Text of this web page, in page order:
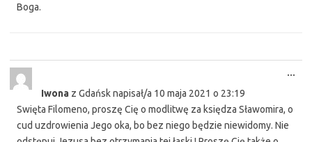
Boga.
Iwona z Gdańsknapisał/a 10 maja 2021 o 23:19
Swięta Filomeno, proszę Cię o modlitwę za księdza Sławomira, o
cud uzdrowienia Jego oka, bo bez niego będzie niewidomy. Nie
...